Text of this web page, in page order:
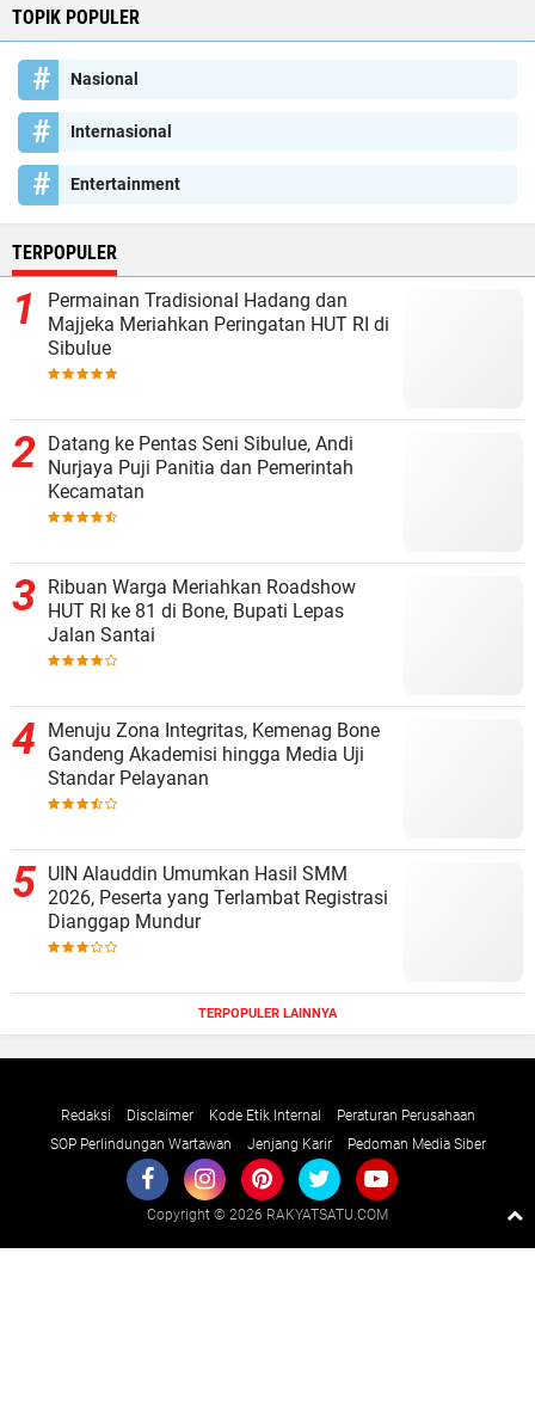
TOPIK POPULER
Nasional
Internasional
Entertainment
TERPOPULER
Permainan Tradisional Hadang dan
Majjeka Meriahkan Peringatan HUT RI di
Sibulue
Datang ke Pentas Seni Sibulue, Andi
Nurjaya Puji Panitia dan Pemerintah
Kecamatan
Ribuan Warga Meriahkan Roadshow
HUT RI ke 81 di Bone, Bupati Lepas
Jalan Santai
Menuju Zona Integritas, Kemenag Bone
Gandeng Akademisi hingga Media Uji
Standar Pelayanan
UIN Alauddin Umumkan Hasil SMM
2026, Peserta yang Terlambat Registrasi
Dianggap Mundur
TERPOPULER LAINNYA
Redaksi Disclaimer Kode Etik Internal
Peraturan Perusahaan
SOP Perlindungan Wartawan
Jenjang Karir Pedoman Media Siber
Copyright © 2026 RAKYATSATU.COM
Raushan